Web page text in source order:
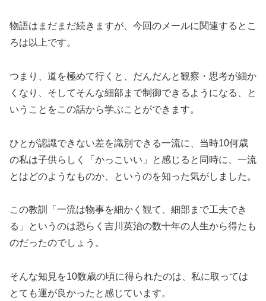
物語はまだまだ続きますが、今回のメールに関連するとこ
ろは以上です。
つまり、道を極めて行くと、だんだんと観察・思考が細か
くなり、そしてそんな細部まで制御できるようになる、と
いうことをこの話から学ぶことができます。
ひとが認識できない差を識別できる一流に、当時10何歳
の私は子供らしく「かっこいい」と感じると同時に、一流
とはどのようなものか、というのを知った気がしました。
この教訓「一流は物事を細かく観て、細部まで工夫でき
る」というのは恐らく吉川英治の数十年の人生から得たも
のだったのでしょう。
そんな知見を10数歳の頃に得られたのは、私に取っては
とても運が良かったと感じています。